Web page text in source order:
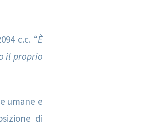
c.c. “È
il proprio
umane e
di